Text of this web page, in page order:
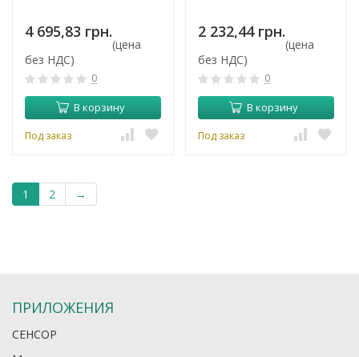
4 695,83 грн.
(цена
без НДС)
0
В корзину
Под заказ
2 232,44 грн.
(цена
без НДС)
0
В корзину
Под заказ
1 2 →
ПРИЛОЖЕНИЯ
СЕНСОР